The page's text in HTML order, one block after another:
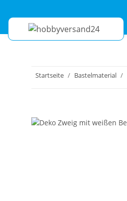
Startseite Bastelmaterial